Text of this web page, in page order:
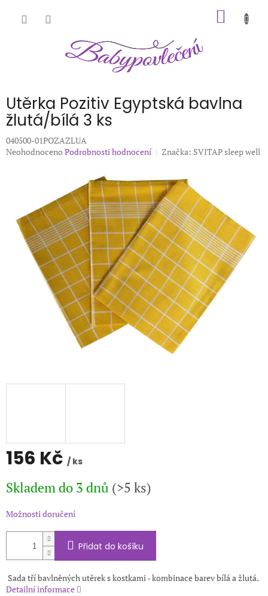
Utěrka Pozitiv Egyptská bavlna
žlutá/bílá 3 ks
040500-01POZAZLUA
Průměrné
hvězdiček.
Neohodnoceno Podrobnosti hodnocení Značka: SVITAP sleep well
156 Kč / ks
cena:
Skladem do 3 dnů (>5 ks)
Možnosti doručení
Přidat do košíku
Sada tří bavlněných utěrek s kostkami - kombinace barev bílá a žlutá.
Detailní informace